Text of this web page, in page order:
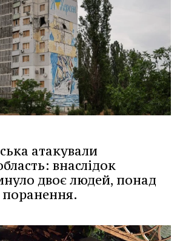
атакували
внаслідок
двоє людей, понад